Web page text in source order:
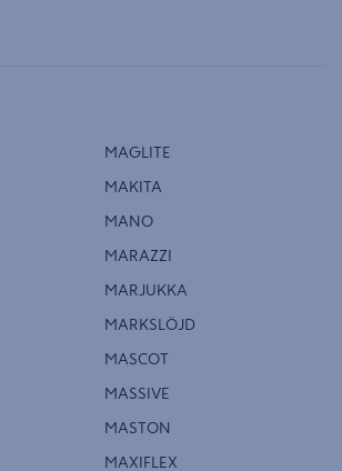
MAGLITE
MAKITA
MANO
MARAZZI
MARJUKKA
MARKSLÖJD
MASCOT
MASSIVE
MASTON
MAXIFLEX